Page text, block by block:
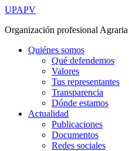
Ir
contenido
UPAPV
Organización profesional
Quiénes somos
Qué defendemos
Valores
Tus representantes
Transparencia
Dónde estamos
Actualidad
Publicaciones
Documentos
Redes sociales